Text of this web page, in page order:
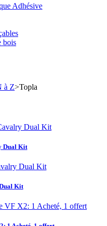
Adhésive
bois
à Z>Topla
Dual Kit
Kit